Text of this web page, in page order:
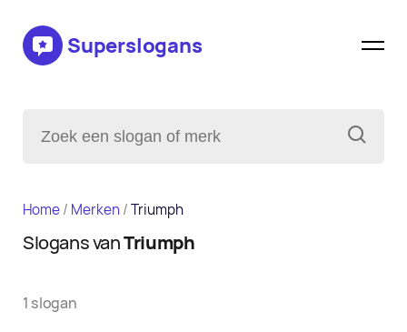
Superslogans
Home/ Merken/Triumph
Slogans vanTriumph
1 slogan